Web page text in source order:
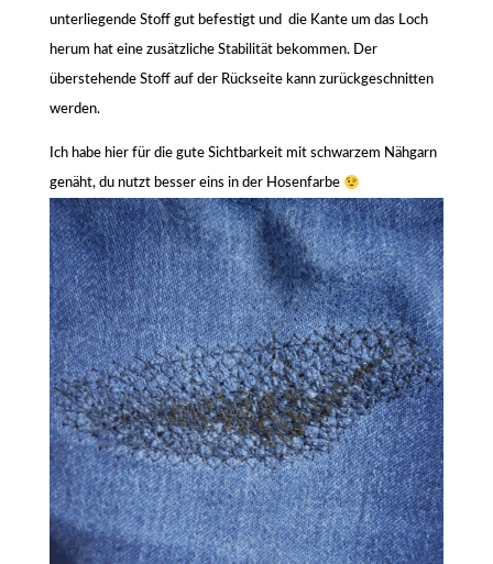
unterliegende Stoff gut befestigt und die Kante um das Loch
herum hat eine zusätzliche Stabilität bekommen. Der
überstehende Stoff auf der Rückseite kann zurückgeschnitten
werden.
Ich habe hier für die gute Sichtbarkeit mit schwarzem Nähgarn
genäht, du nutzt besser eins in der Hosenfarbe